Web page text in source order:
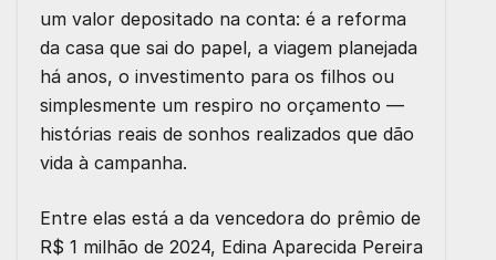
um valor depositado na conta: é a reforma
da casa que sai do papel, a viagem planejada
há anos, o investimento para os filhos ou
simplesmente um respiro no orçamento —
histórias reais de sonhos realizados que dão
vida à campanha.
Entre elas está a da vencedora do prêmio de
R$ 1 milhão de 2024, Edina Aparecida Pereira